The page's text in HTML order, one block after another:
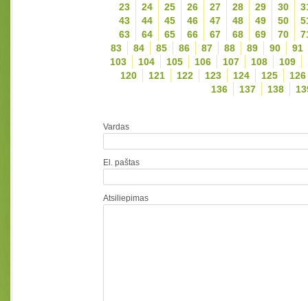
23 24 25 26 27 28 29 30
43
44 45 46 47 48 49 50
63
64 65 66 67 68 69 70
83
84 85 86 87 88 89 90
91
103
104 105 106 107 108 109
120
121 122 123 124 125
126
136
137 138
Vardas
El. paštas
Atsiliepimas